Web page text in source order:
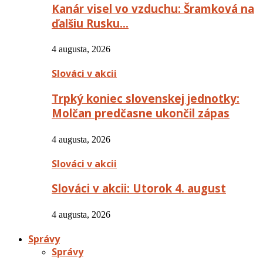
Kanár visel vo vzduchu: Šramková na
ďalšiu Rusku…
4 augusta, 2026
Slováci v akcii
Trpký koniec slovenskej jednotky:
Molčan predčasne ukončil zápas
4 augusta, 2026
Slováci v akcii
Slováci v akcii: Utorok 4. august
4 augusta, 2026
Správy
Správy